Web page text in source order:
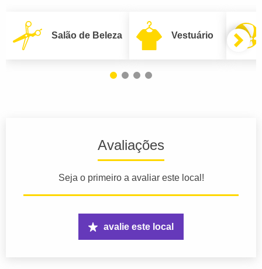
Salão de Beleza Vestuário
Avaliações
Seja o primeiro a avaliar este local!
avalie este local